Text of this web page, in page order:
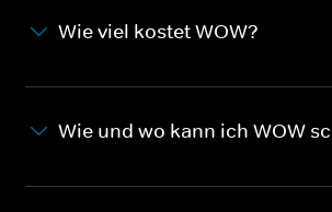
Wie viel kostet WOW?
Wie und wo kann ich WOW